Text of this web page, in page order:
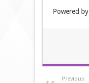
Powered by
Previous: